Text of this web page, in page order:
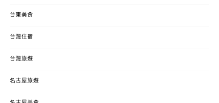
台東美食
台灣住宿
台灣旅遊
名古屋旅遊